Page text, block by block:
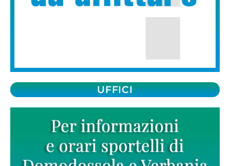
UFFICI